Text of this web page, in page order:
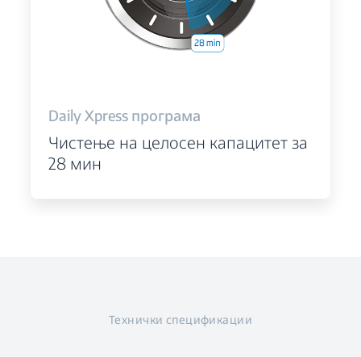
Daily Xpress програма
Чистење на целосен капацитет за
28 мин
Технички спецификации